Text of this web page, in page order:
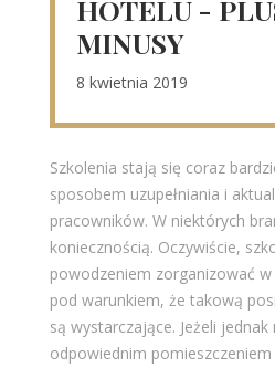
HOTELU -
MINUSY
8 kwietnia 2019
Szkolenia stają się coraz
sposobem uzupełniania i
pracowników. W niektórych
koniecznością. Oczywiście,
powodzeniem zorganizować
pod warunkiem, że takową
są wystarczające. Jeżeli
odpowiednim